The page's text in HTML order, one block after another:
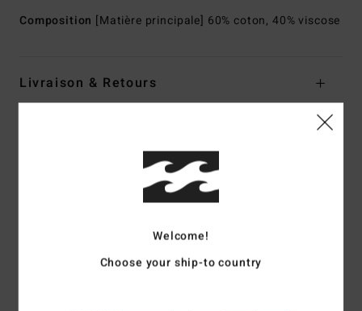
Composition [Matière principale] 60% coton, 40% viscose
Livraison & Retours
Note moyenne
5.0
Welcome!
Choose your ship-to country